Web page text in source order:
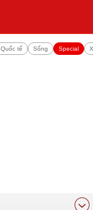
Quốc tế Sống Special